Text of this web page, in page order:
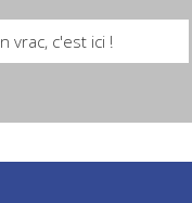
vrac, c'est ici !